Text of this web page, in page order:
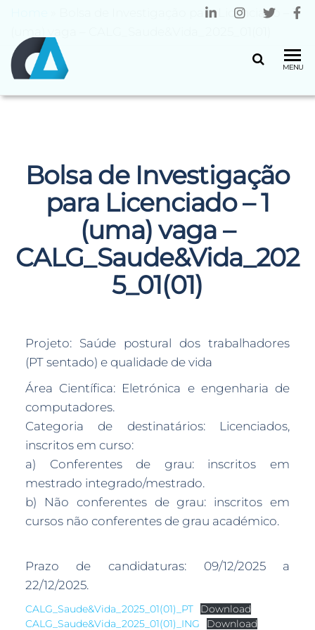
MENU
Bolsa de Investigação para Licenciado – 1
Bolsa de Investigação
para Licenciado – 1
(uma) vaga –
CALG_Saude&Vida_202
5_01(01)
Projeto: Saúde postural dos trabalhadores
(PT sentado) e qualidade de vida
Área Científica: Eletrónica e engenharia de
computadores.
Categoria de destinatários: Licenciados,
inscritos em curso:
a) Conferentes de grau: inscritos em
mestrado integrado/mestrado.
b) Não conferentes de grau: inscritos em
cursos não conferentes de grau académico.
Prazo de candidaturas: 09/12/2025 a
22/12/2025.
CALG_Saude&Vida_2025_01(01)_PT
Download
CALG_Saude&Vida_2025_01(01)_ING
Download